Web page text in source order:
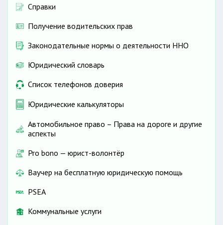
Справки
Получение водительских прав
Законодательные нормы о деятельности ННО
Юридический словарь
Список телефонов доверия
Юридические калькуляторы
Автомобильное право – Права на дороге и другие
аспекты
Pro bono — юрист-волонтёр
Ваучер на бесплатную юридическую помощь
PSEA
Коммунальные услуги